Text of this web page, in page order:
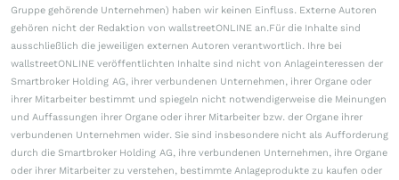
Gruppe gehörende Unternehmen) haben wir keinen Einfluss. Externe Autoren
gehören nicht der Redaktion von wallstreetONLINE an.Für die Inhalte sind
ausschließlich die jeweiligen externen Autoren verantwortlich. Ihre bei
wallstreetONLINE veröffentlichten Inhalte sind nicht von Anlageinteressen der
Smartbroker Holding AG, ihrer verbundenen Unternehmen, ihrer Organe oder
ihrer Mitarbeiter bestimmt und spiegeln nicht notwendigerweise die Meinungen
und Auffassungen ihrer Organe oder ihrer Mitarbeiter bzw. der Organe ihrer
verbundenen Unternehmen wider. Sie sind insbesondere nicht als Aufforderung
durch die Smartbroker Holding AG, ihre verbundenen Unternehmen, ihre Organe
oder ihrer Mitarbeiter zu verstehen, bestimmte Anlageprodukte zu kaufen oder